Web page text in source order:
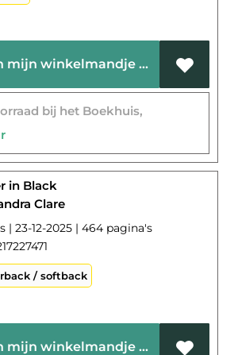
Voeg toe aan mijn winkelmandje
bij het Boekhuis,
in Black
Clare
| 23-12-2025 | 464 pagina's
/ softback
Voeg toe aan mijn winkelmandje